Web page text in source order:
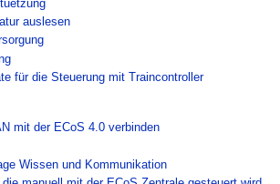
auslesen
für die Steuerung mit Traincontroller
mit der ECoS 4.0 verbinden
Wissen und Kommunikation